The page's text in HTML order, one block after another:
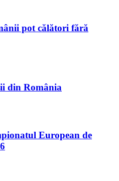
pot călători fără
din România
European de